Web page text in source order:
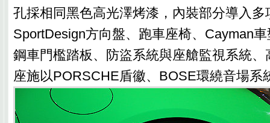
孔採相同黑色高光澤烤漆，內裝部分導入
SportDesign方向盤、跑車座椅、Cayman
鋼車門檻踏板、防盜系統與座艙監視系統
座施以PORSCHE盾徽、BOSE環繞音場系